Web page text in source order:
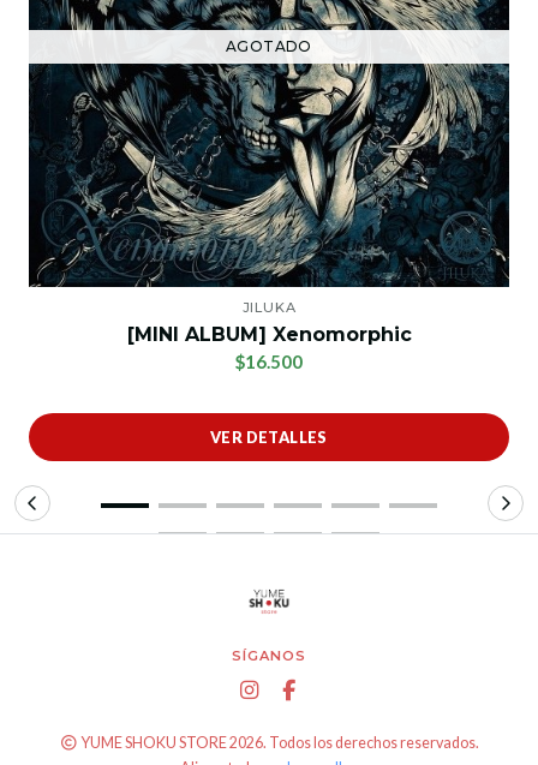
AGOTADO
JILUKA
[MINI ALBUM] Xenomorphic
$16.500
VER DETALLES
SÍGANOS
YUME SHOKU STORE 2026. Todos los derechos reservados.